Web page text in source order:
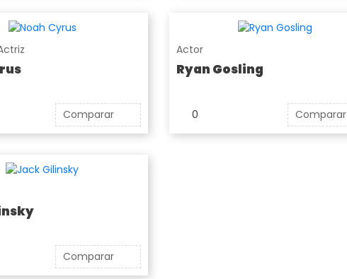
Comparar
Actor
Ryan Gosling
0 Comparar
Comparar